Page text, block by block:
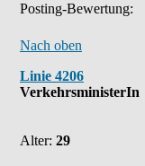
Posting-Bewertung:
Nach oben
Linie 4206
VerkehrsministerIn
Alter: 29